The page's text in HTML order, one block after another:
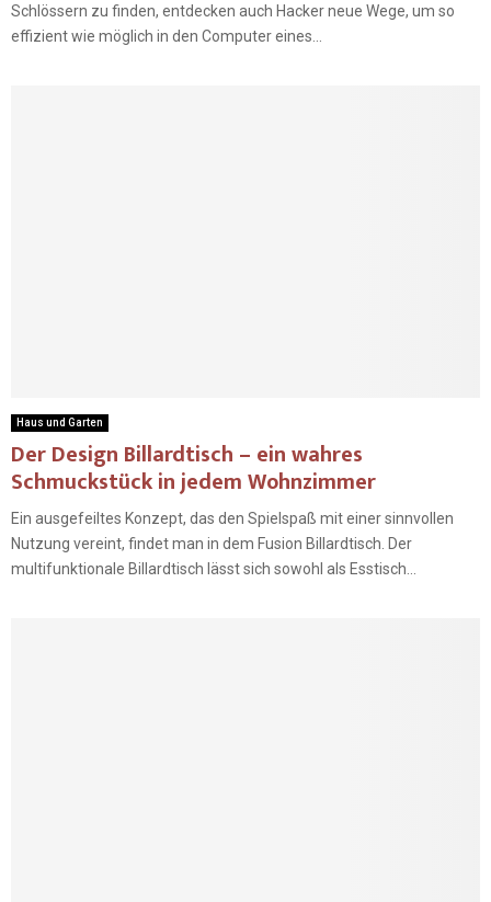
Schlössern zu finden, entdecken auch Hacker neue Wege, um so
effizient wie möglich in den Computer eines...
Haus und Garten
Der Design Billardtisch – ein wahres
Schmuckstück in jedem Wohnzimmer
Ein ausgefeiltes Konzept, das den Spielspaß mit einer sinnvollen
Nutzung vereint, findet man in dem Fusion Billardtisch. Der
multifunktionale Billardtisch lässt sich sowohl als Esstisch...